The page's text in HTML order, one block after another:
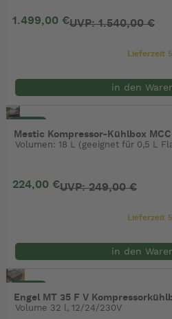
1.499,00 €UVP: 1.540,00 €
Lieferzeit
in den
- 10%
Mestic Kompressor-Kühlbox
Volumen: 18 L (geeignet für 0,5 L
224,00 €UVP: 249,00 €
Lieferzeit
in den
Engel MT 35 F V
Volume 32 l, 12/24/230V